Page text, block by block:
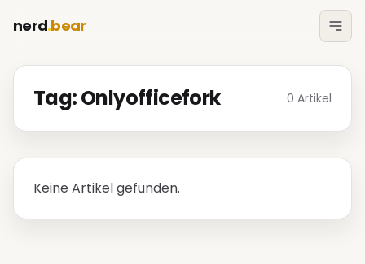
nerd.bear
Tag: Onlyofficefork 0 Artikel
Keine Artikel gefunden.